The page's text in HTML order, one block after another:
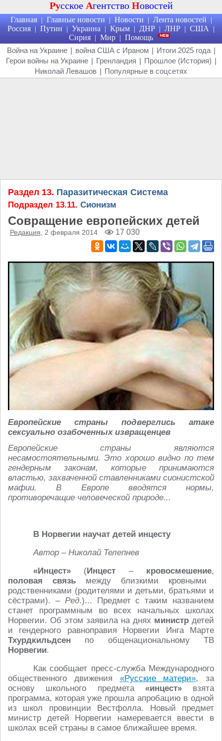
Русское Агентство Новостей
Главная | Главные новости | Новости | Лента новостей |
Россия | Путин | Украина | Крым | ДНР | ЛНР | США |
Сирия | Мир | Помощь
Война на Украине | война США с Ираном | Итоги 2025 года |
Герои войны на Украине | Гренландия | Прошлое (История) |
Николай Левашов | Популярные в соцсетях
Раздел 13. Паразитическая Система
Подраздел 13.11. Сионизм
Совращение европейских детей
Редакция , 2 февраля 2014 17 030
Европейские страны подверглись атаке
сексуально озабоченных извращенцев
Европейские страны являются
несамостоятельными. Это хорошо видно по тем
гендерным законам, которые принимаются
властью, захваченной ставленниками сионистской
мафии. В Европе вводятся нормы,
противоречащие человеческой природе...
В Норвегии научат детей инцесту
Автор – Николай Телепнев
«Инцест» (Инцест – кровосмешение,
половая связь между близкими кровными
родственниками (родителями и детьми, братьями и
сёстрами). – Ред.)... Предмет с таким названием
станет программным во всех начальных школах
Норвегии. Об этом заявила на днях министр детей
и гендерного равноправия Норвегии Инга Марте
Тхурдкильдсен по общенациональному ТВ
Норвегии.
Как сообщает пресс-служба Международного
общественного движения «Русские матери», за
основу школьного предмета «инцест»взята
программа, которая уже прошла апробацию в одной
из школ провинции Вестфолла. Новый предмет
министр детей Норвегии намеревается ввести в
школах всей страны в самое ближайшее время.